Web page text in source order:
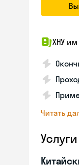
ХНУ им
Читать